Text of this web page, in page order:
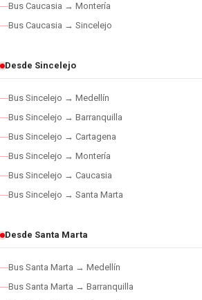
Bus Caucasia → Montería
Bus Caucasia → Sincelejo
Desde Sincelejo
Bus Sincelejo → Medellín
Bus Sincelejo → Barranquilla
Bus Sincelejo → Cartagena
Bus Sincelejo → Montería
Bus Sincelejo → Caucasia
Bus Sincelejo → Santa Marta
Desde Santa Marta
Bus Santa Marta → Medellín
Bus Santa Marta → Barranquilla